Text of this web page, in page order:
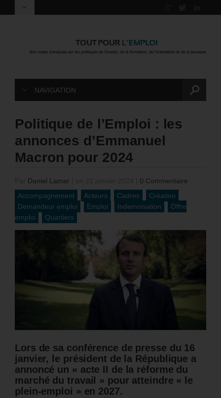
NAVIGATION
Politique de l’Emploi : les
annonces d’Emmanuel
Macron pour 2024
Daniel Lamar
0 Commentaire
Accompagnement
Acteurs Cadres
Création
Demandeur emploi
Emploi Indemnisation
Offre
emploi
Quartiers
Lors de sa conférence de presse du 16
janvier, le président de la République a
annoncé un « acte II de la réforme du
marché du travail » pour atteindre « le
plein-emploi » en 2027.